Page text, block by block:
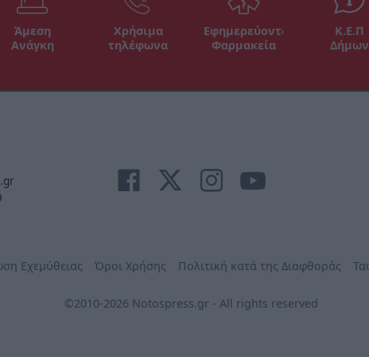
Άμεση
Ανάγκη
Χρήσιμα
τηλέφωνα
Εφημερεύοντα
Φαρμακεία
Κ.Ε.Π
Δήμων
Εχεμύθειας Όροι Χρήσης Πολιτική κατά της Διαφθοράς
©2010-2026 Notospress.gr - All rights reserved